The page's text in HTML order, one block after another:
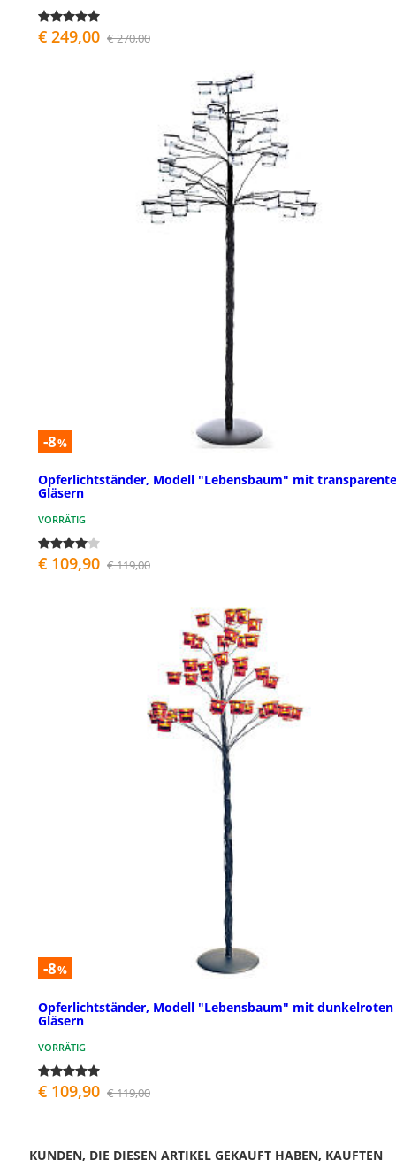
€ 249,00 € 270,00
-8%
Opferlichtständer, Modell "Lebensbaum" mit
Gläsern
VORRÄTIG
€ 109,90 € 119,00
-8%
Opferlichtständer, Modell "Lebensbaum" mit dunkelroten
Gläsern
VORRÄTIG
€ 109,90 € 119,00
KUNDEN, DIE DIESEN ARTIKEL GEKAUFT HABEN, KAUFTEN